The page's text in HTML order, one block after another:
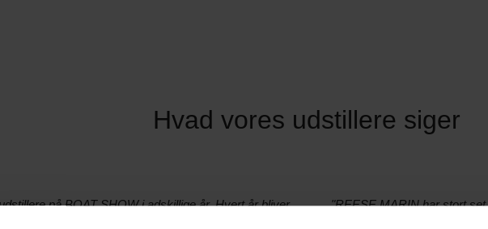
Hvad vores udstillere siger
på BOAT SHOW i adskillige år. Hvert år bliver
organisation og den store interesse fra de
"REESE MARIN har stort
gang i 1969, da